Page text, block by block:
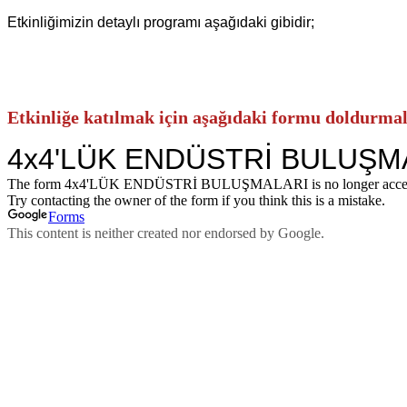
Etkinliğimizin detaylı programı aşağıdaki gibidir;
Etkinliğe katılmak için aşağıdaki formu